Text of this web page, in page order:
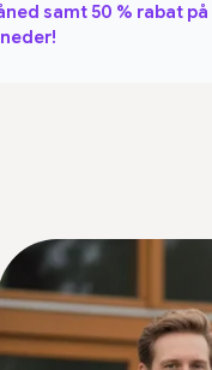
samt 50 % rabat på